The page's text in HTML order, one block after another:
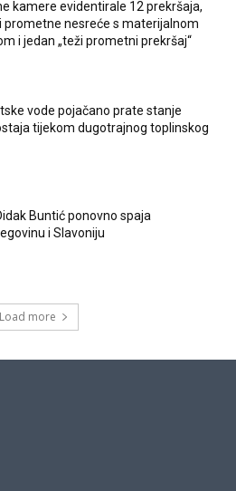
kamere evidentirale 12 prekršaja,
prometne nesreće s materijalnom
i jedan „teži prometni prekršaj“
vode pojačano prate stanje
tijekom dugotrajnog toplinskog
Buntić ponovno spaja
i Slavoniju
Load more